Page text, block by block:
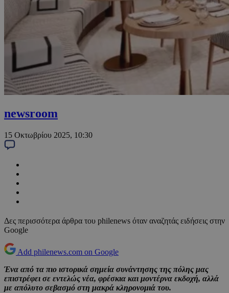
newsroom
15 Οκτωβρίου 2025, 10:30
Δες περισσότερα άρθρα του philenews όταν αναζητάς ειδήσεις στην
Google
Add philenews.com on Google
Ένα από τα πιο ιστορικά σημεία συνάντησης της πόλης μας
επιστρέφει σε εντελώς νέα, φρέσκια και μοντέρνα εκδοχή, αλλά
με απόλυτο σεβασμό στη μακρά κληρονομιά του.